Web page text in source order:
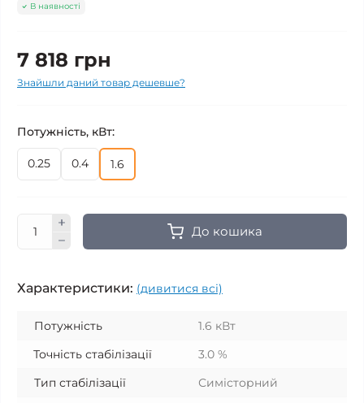
В наявності
7 818 грн
Знайшли даний товар дешевше?
Потужність, кВт:
0.25 0.4 1.6
До кошика
Характеристики: (дивитися всі)
Потужність
1.6 кВт
Точність стабілізації
3.0 %
Тип стабілізації
Симісторний